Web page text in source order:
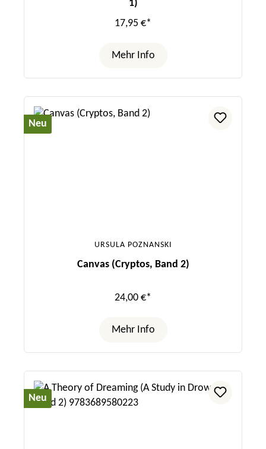
1)
17,95 €*
Mehr Info
Neu
URSULA POZNANSKI
Canvas (Cryptos, Band 2)
24,00 €*
Mehr Info
Neu